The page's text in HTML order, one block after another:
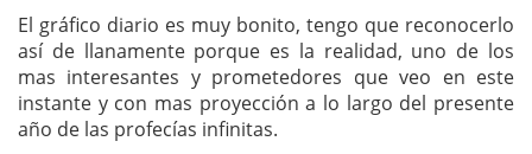
El gráfico diario es muy bonito, tengo que reconocerlo
así de llanamente porque es la realidad, uno de los
mas interesantes y prometedores que veo en este
instante y con mas proyección a lo largo del presente
año de las profecías infinitas.